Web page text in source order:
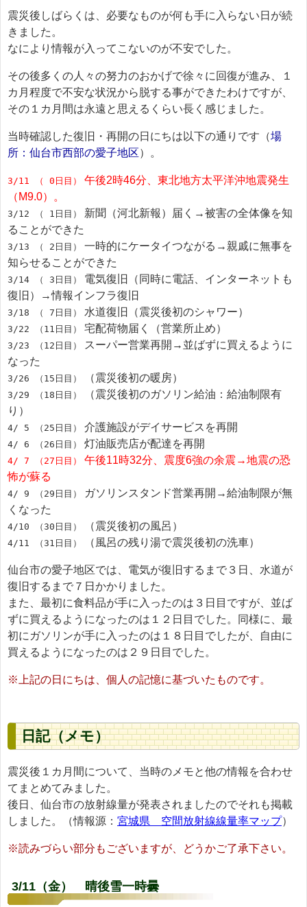
震災後しばらくは、必要なものが何も手に入らない日が続
きました。
なにより情報が入ってこないのが不安でした。
その後多くの人々の努力のおかげで徐々に回復が進み、１
カ月程度で不安な状況から脱する事ができたわけですが、
その１カ月間は永遠と思えるくらい長く感じました。
当時確認した復旧・再開の日にちは以下の通りです（場
所：仙台市西部の愛子地区）。
3/11 （ 0日目）
午後2時46分、東北地方太平洋沖地震発生
（M9.0）。
3/12 （ 1日目）
新聞（河北新報）届く→被害の全体像を知
ることができた
3/13 （ 2日目）
一時的にケータイつながる→親戚に無事を
知らせることができた
3/14 （ 3日目）
電気復旧（同時に電話、インターネットも
復旧）→情報インフラ復旧
3/18 （ 7日目） 水道復旧（震災後初のシャワー）
3/22 （11日目） 宅配荷物届く（営業所止め）
3/23 （12日目）
スーパー営業再開→並ばずに買えるように
なった
3/26 （15日目） （震災後初の暖房）
3/29 （18日目）
（震災後初のガソリン給油：給油制限有
り）
4/ 5 （25日目） 介護施設がデイサービスを再開
4/ 6 （26日目） 灯油販売店が配達を再開
4/ 7 （27日目）
午後11時32分、震度6強の余震→地震の恐
怖が蘇る
4/ 9 （29日目）
ガソリンスタンド営業再開→給油制限が無
くなった
4/10 （30日目） （震災後初の風呂）
4/11 （31日目） （風呂の残り湯で震災後初の洗車）
仙台市の愛子地区では、電気が復旧するまで３日、水道が
復旧するまで７日かかりました。
また、最初に食料品が手に入ったのは３日目ですが、並ば
ずに買えるようになったのは１２日目でした。同様に、最
初にガソリンが手に入ったのは１８日目でしたが、自由に
買えるようになったのは２９日目でした。
※上記の日にちは、個人の記憶に基づいたものです。
日記（メモ）
震災後１カ月間について、当時のメモと他の情報を合わせ
てまとめてみました。
後日、仙台市の放射線量が発表されましたのでそれも掲載
しました。（情報源： 宮城県 空間放射線線量率マップ）
※読みづらい部分もございますが、どうかご了承下さい。
3/11（金） 晴後雪一時曇